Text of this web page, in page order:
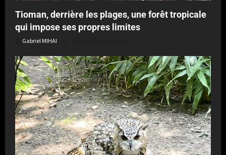
Tioman, derrière les plages, une forêt tropicale
qui impose ses propres limites
Gabriel MIHAI